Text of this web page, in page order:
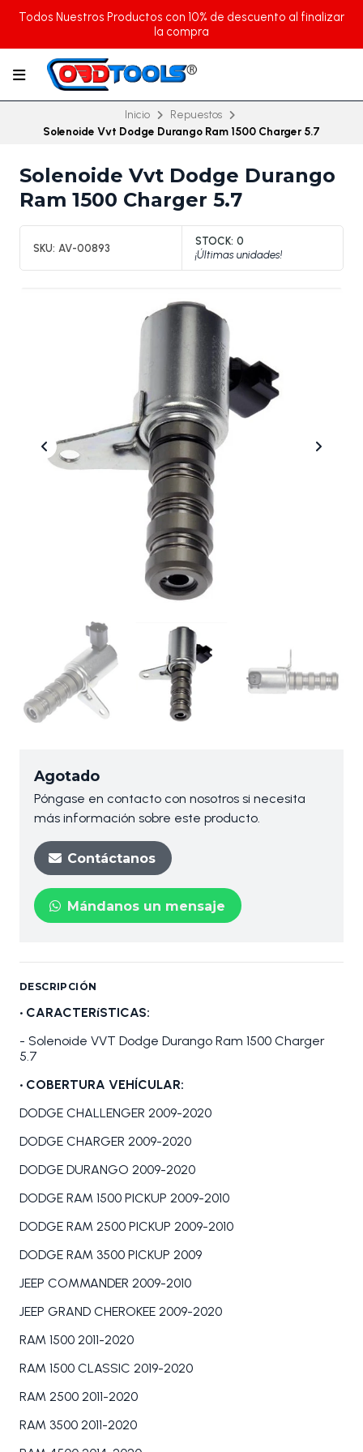
Todos Nuestros Productos con 10% de descuento al finalizar
la compra
Inicio
Repuestos
Solenoide Vvt Dodge Durango Ram 1500 Charger 5.7
Solenoide Vvt Dodge Durango
Ram 1500 Charger 5.7
SKU: AV-00893
STOCK: 0
¡Últimas unidades!
Agotado
Póngase en contacto con nosotros si necesita
más información sobre este producto.
Contáctanos
Mándanos un mensaje
DESCRIPCIÓN
• CARACTERíSTICAS:
- Solenoide VVT Dodge Durango Ram 1500 Charger
5.7
• COBERTURA VEHÍCULAR:
DODGE CHALLENGER 2009-2020
DODGE CHARGER 2009-2020
DODGE DURANGO 2009-2020
DODGE RAM 1500 PICKUP 2009-2010
DODGE RAM 2500 PICKUP 2009-2010
DODGE RAM 3500 PICKUP 2009
JEEP COMMANDER 2009-2010
JEEP GRAND CHEROKEE 2009-2020
RAM 1500 2011-2020
RAM 1500 CLASSIC 2019-2020
RAM 2500 2011-2020
RAM 3500 2011-2020